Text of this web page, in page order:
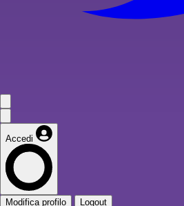
Accedi
Modifica profilo Logout